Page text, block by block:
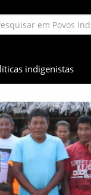
indigenistas